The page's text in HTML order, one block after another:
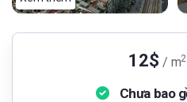
12$ / m2
Chưa bao